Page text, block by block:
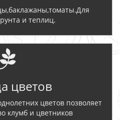
и теплиц.
цветов
цветов позволяет
клумб и цветников